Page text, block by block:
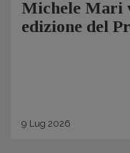
Michele Mari
edizione del
9 Lug 2026